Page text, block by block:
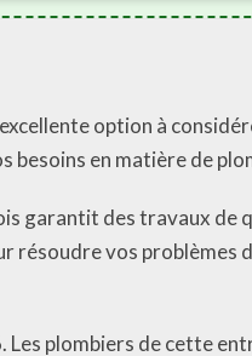
option à
besoins en matière de
garantit des travaux de
résoudre vos problèmes
Les plombiers de cette